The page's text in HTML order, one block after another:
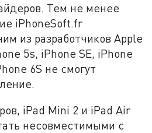
Тем не менее
iPhoneSoft.fr
из разработчиков Apple
5s, iPhone SE, iPhone
6S не смогут
iPad Mini 2 и iPad Air
несовместимыми с